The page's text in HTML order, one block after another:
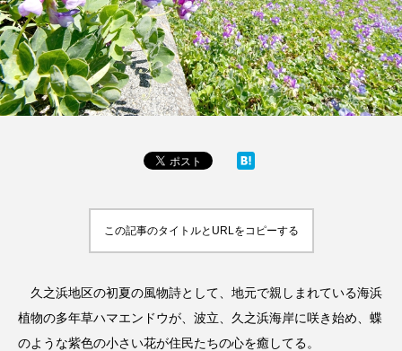
この記事のタイトルとURLをコピーする
久之浜地区の初夏の風物詩として、地元で親しまれている海浜
植物の多年草ハマエンドウが、波立、久之浜海岸に咲き始め、蝶
のような紫色の小さい花が住民たちの心を癒してる。